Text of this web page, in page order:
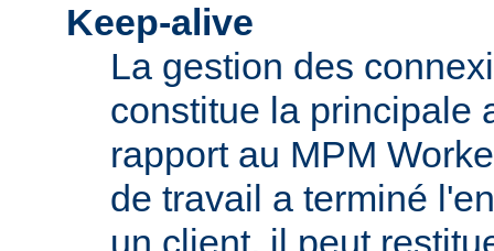
Keep-alive
La gestion des
constitue la principale
rapport au MPM
de travail a terminé